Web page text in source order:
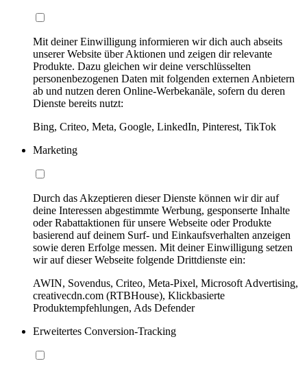
Mit deiner Einwilligung informieren wir dich auch abseits
unserer Website über Aktionen und zeigen dir relevante
Produkte. Dazu gleichen wir deine verschlüsselten
personenbezogenen Daten mit folgenden externen Anbietern
ab und nutzen deren Online-Werbekanäle, sofern du deren
Dienste bereits nutzt:
Bing, Criteo, Meta, Google, LinkedIn, Pinterest, TikTok
Marketing
Durch das Akzeptieren dieser Dienste können wir dir auf
deine Interessen abgestimmte Werbung, gesponserte Inhalte
oder Rabattaktionen für unsere Webseite oder Produkte
basierend auf deinem Surf- und Einkaufsverhalten anzeigen
sowie deren Erfolge messen. Mit deiner Einwilligung setzen
wir auf dieser Webseite folgende Drittdienste ein:
AWIN, Sovendus, Criteo, Meta-Pixel, Microsoft Advertising,
creativecdn.com (RTBHouse), Klickbasierte
Produktempfehlungen, Ads Defender
Erweitertes Conversion-Tracking